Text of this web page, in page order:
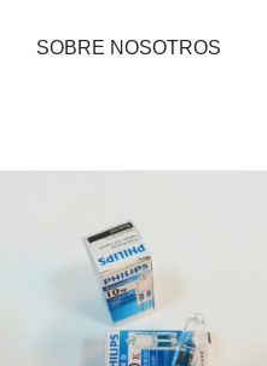
SOBRE NOSOTROS